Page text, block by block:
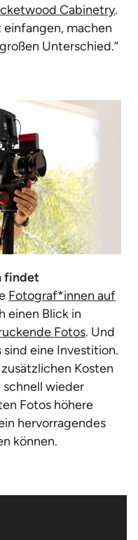
Cabinetry.
machen
Unterschied.“
findet
Fotograf*innen auf
einen Blick in
Fotos. Und
eine Investition.
Kosten
wieder
Fotos höhere
hervorragendes
können.